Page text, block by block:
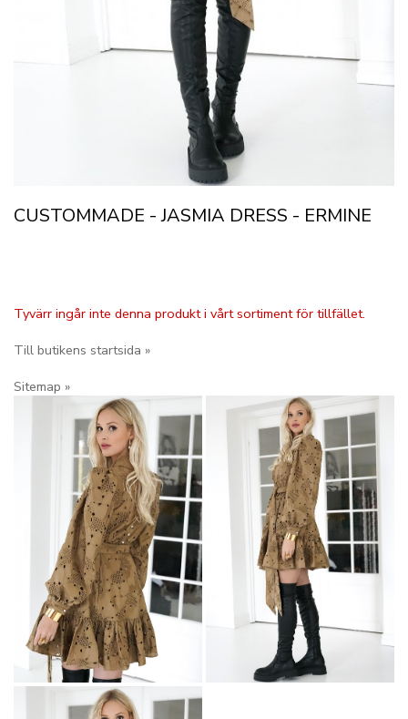
CUSTOMMADE - JASMIA DRESS - ERMINE
Tyvärr ingår inte denna produkt i vårt sortiment för tillfället.
Till butikens startsida »
Sitemap »